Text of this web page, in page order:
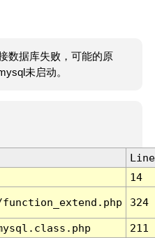
数据库失败，可能的原
未启动。
Line
14
324
211